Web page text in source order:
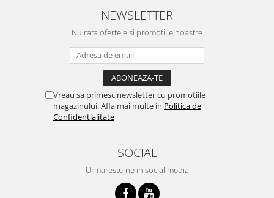
NEWSLETTER
Nu rata ofertele si promotiile noastre
Vreau sa primesc newsletter cu promotiile
magazinului. Afla mai multe in Politica de
Confidentialitate
SOCIAL
Urmareste-ne in social media